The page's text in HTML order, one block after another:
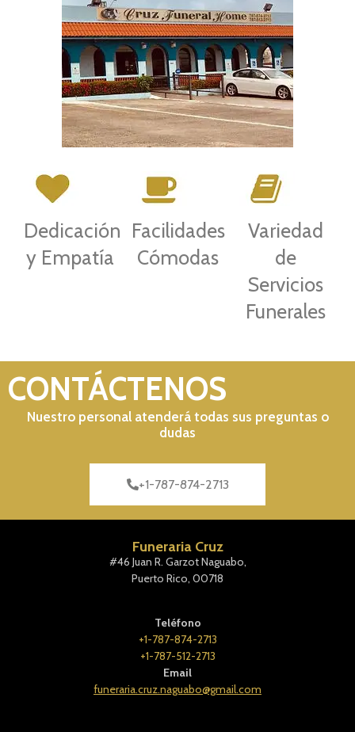
Dedicación
y Empatía
Facilidades
Cómodas
Variedad
de
Servicios
Funerales
CONTÁCTENOS
Nuestro personal atenderá todas sus preguntas o
dudas
+1-787-874-2713
Funeraria Cruz
#46 Juan R. Garzot Naguabo,
Puerto Rico, 00718
Teléfono
+1-787-874-2713
+1-787-512-2713
Email
funeraria.cruz.naguabo@gmail.com